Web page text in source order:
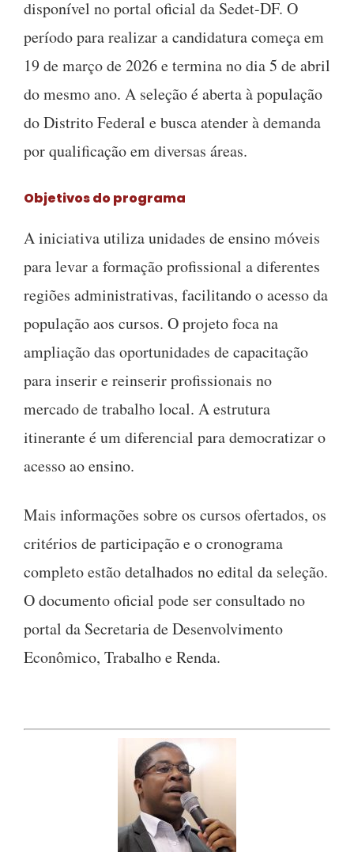
disponível no portal oficial da Sedet-DF. O
período para realizar a candidatura começa em
19 de março de 2026 e termina no dia 5 de abril
do mesmo ano. A seleção é aberta à população
do Distrito Federal e busca atender à demanda
por qualificação em diversas áreas.
Objetivos do programa
A iniciativa utiliza unidades de ensino móveis
para levar a formação profissional a diferentes
regiões administrativas, facilitando o acesso da
população aos cursos. O projeto foca na
ampliação das oportunidades de capacitação
para inserir e reinserir profissionais no
mercado de trabalho local. A estrutura
itinerante é um diferencial para democratizar o
acesso ao ensino.
Mais informações sobre os cursos ofertados, os
critérios de participação e o cronograma
completo estão detalhados no edital da seleção.
O documento oficial pode ser consultado no
portal da Secretaria de Desenvolvimento
Econômico, Trabalho e Renda.